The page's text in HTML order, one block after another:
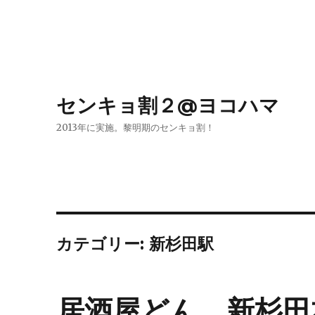
センキョ割２@ヨコハマ
2013年に実施。黎明期のセンキョ割！
カテゴリー: 新杉田駅